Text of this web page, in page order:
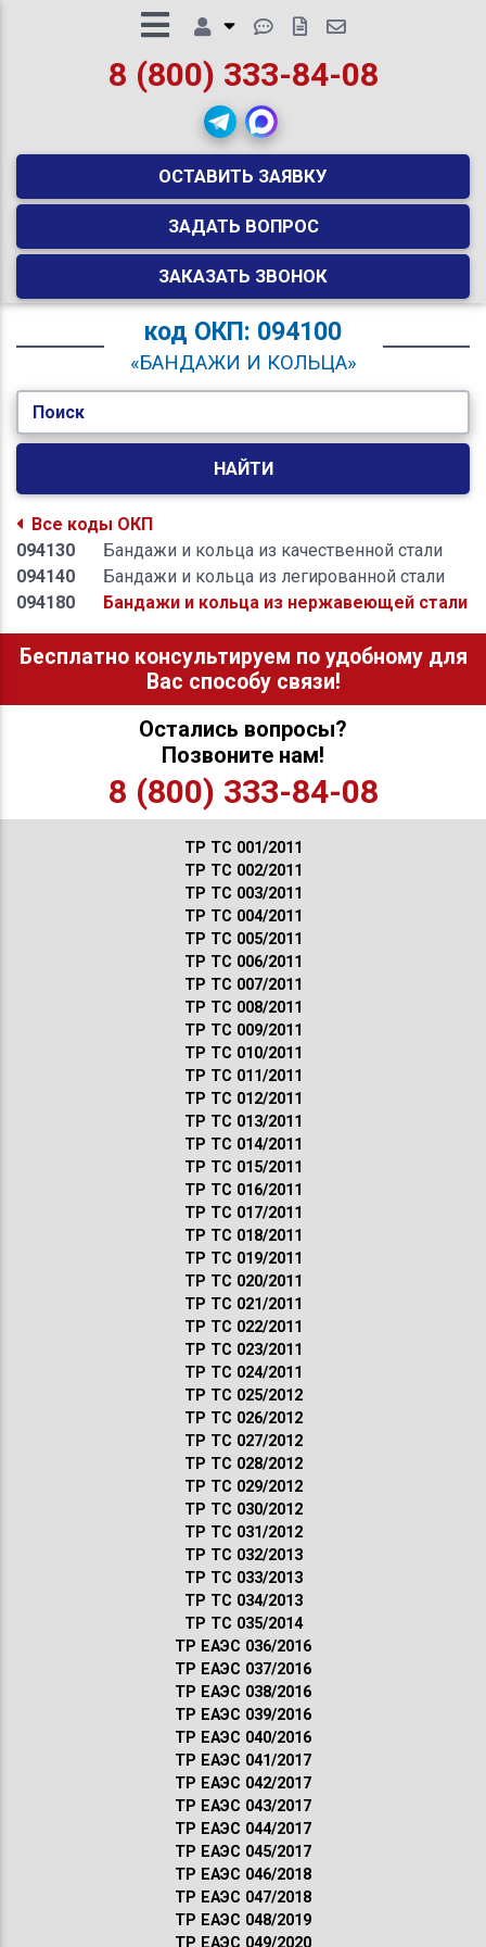
8 (800) 333-84-08
ОСТАВИТЬ ЗАЯВКУ
ЗАДАТЬ ВОПРОС
ЗАКАЗАТЬ ЗВОНОК
код ОКП: 094100
«БАНДАЖИ И КОЛЬЦА»
Поиск
НАЙТИ
Все коды ОКП
094130
Бандажи и кольца из качественной стали
094140
Бандажи и кольца из легированной стали
094180
Бандажи и кольца из нержавеющей стали
Бесплатно консультируем по удобному для
Вас способу связи!
Остались вопросы?
Позвоните нам!
8 (800) 333-84-08
ТР ТС 001/2011
ТР ТС 002/2011
ТР ТС 003/2011
ТР ТС 004/2011
ТР ТС 005/2011
ТР ТС 006/2011
ТР ТС 007/2011
ТР ТС 008/2011
ТР ТС 009/2011
ТР ТС 010/2011
ТР ТС 011/2011
ТР ТС 012/2011
ТР ТС 013/2011
ТР ТС 014/2011
ТР ТС 015/2011
ТР ТС 016/2011
ТР ТС 017/2011
ТР ТС 018/2011
ТР ТС 019/2011
ТР ТС 020/2011
ТР ТС 021/2011
ТР ТС 022/2011
ТР ТС 023/2011
ТР ТС 024/2011
ТР ТС 025/2012
ТР ТС 026/2012
ТР ТС 027/2012
ТР ТС 028/2012
ТР ТС 029/2012
ТР ТС 030/2012
ТР ТС 031/2012
ТР ТС 032/2013
ТР ТС 033/2013
ТР ТС 034/2013
ТР ТС 035/2014
ТР ЕАЭС 036/2016
ТР ЕАЭС 037/2016
ТР ЕАЭС 038/2016
ТР ЕАЭС 039/2016
ТР ЕАЭС 040/2016
ТР ЕАЭС 041/2017
ТР ЕАЭС 042/2017
ТР ЕАЭС 043/2017
ТР ЕАЭС 044/2017
ТР ЕАЭС 045/2017
ТР ЕАЭС 046/2018
ТР ЕАЭС 047/2018
ТР ЕАЭС 048/2019
ТР ЕАЭС 049/2020